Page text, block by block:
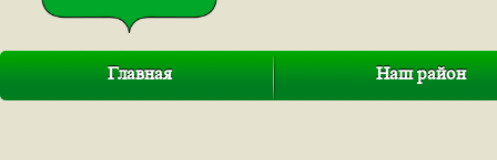
Главная Наш район